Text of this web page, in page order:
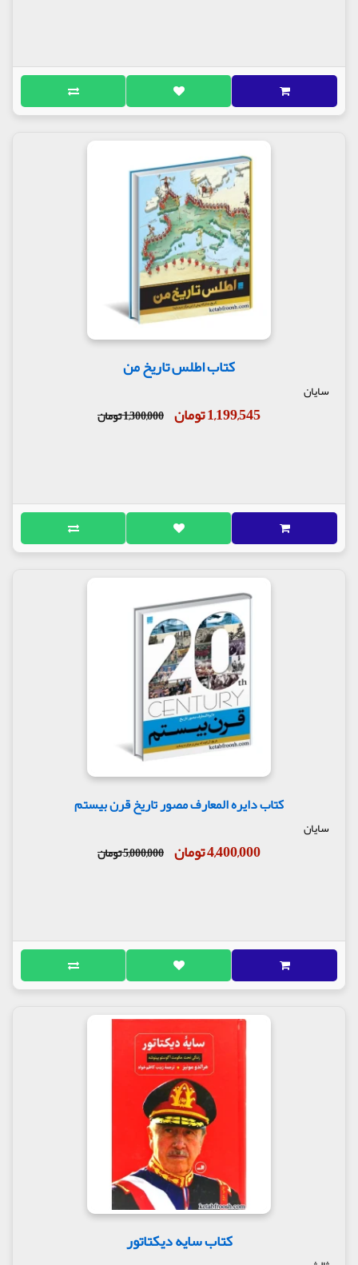
کتاب اطلس تاریخ من
سایان
1,199,545 تومان 1,300,000 تومان
کتاب دایره المعارف مصور تاریخ قرن بیستم
سایان
4,400,000 تومان 5,000,000 تومان
کتاب سایه دیکتاتور